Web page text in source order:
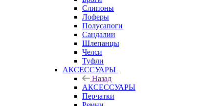
Слипоны
Лоферы
Полусапоги
Сандалии
Шлепанцы
Челси
Туфли
АКСЕССУАРЫ
Назад
АКСЕССУАРЫ
Перчатки